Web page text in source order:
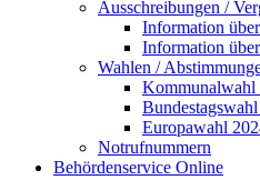
Ausschreibungen /
Information
Information
Wahlen /
Kommunalwahl
Europawahl
Notrufnummern
Behördenservice Online